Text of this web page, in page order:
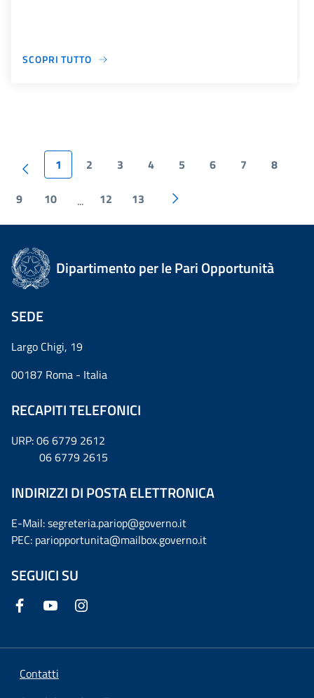
SCOPRI TUTTO
1 2 3 4 5 6 7 8
9 10 ... 12 13
Dipartimento per le Pari Opportunità
SEDE
Largo Chigi, 19
00187 Roma - Italia
RECAPITI TELEFONICI
URP: 06 6779 2612
06 6779 2615
INDIRIZZI DI POSTA ELETTRONICA
E-Mail: segreteria.pariop@governo.it
PEC: pariopportunita@mailbox.governo.it
SEGUICI SU
Contatti